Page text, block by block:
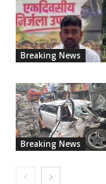
Breaking News
Breaking News